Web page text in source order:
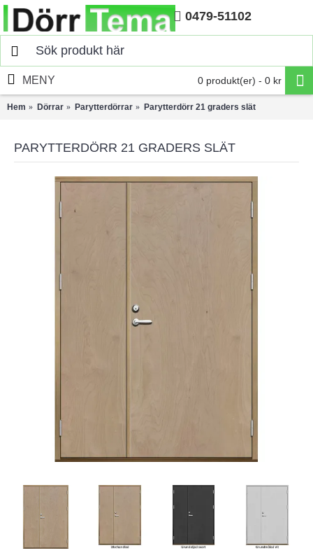
Hem 0479-51102
0 produkt(er) - 0 kr
MENY
Hem Dörrar Parytterdörrar Parytterdörr 21 graders slät
PARYTTERDÖRR 21 GRADERS SLÄT